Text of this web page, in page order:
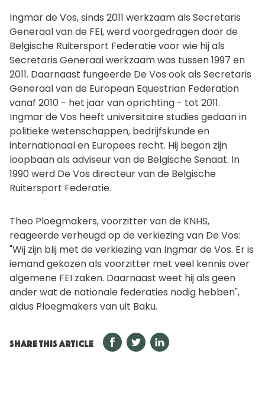
Ingmar de Vos, sinds 2011 werkzaam als Secretaris
Generaal van de FEI, werd voorgedragen door de
Belgische Ruitersport Federatie voor wie hij als
Secretaris Generaal werkzaam was tussen 1997 en
2011. Daarnaast fungeerde De Vos ook als Secretaris
Generaal van de European Equestrian Federation
vanaf 2010 - het jaar van oprichting - tot 2011.
Ingmar de Vos heeft universitaire studies gedaan in
politieke wetenschappen, bedrijfskunde en
internationaal en Europees recht. Hij begon zijn
loopbaan als adviseur van de Belgische Senaat. In
1990 werd De Vos directeur van de Belgische
Ruitersport Federatie.
Theo Ploegmakers, voorzitter van de KNHS,
reageerde verheugd op de verkiezing van De Vos:
"Wij zijn blij met de verkiezing van Ingmar de Vos. Er is
iemand gekozen als voorzitter met veel kennis over
algemene FEI zaken. Daarnaast weet hij als geen
ander wat de nationale federaties nodig hebben",
aldus Ploegmakers van uit Baku.
SHARE THIS ARTICLE